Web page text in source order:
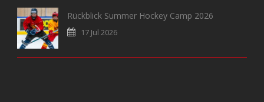
Rückblick Summer Hockey Camp 2026
17 Jul 2026